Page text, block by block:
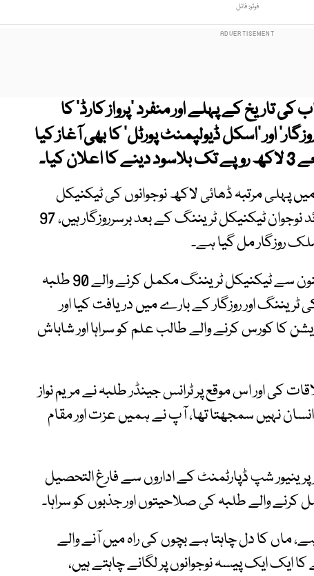
فوٹو: فائل
تاریخ کے پہلے اور منفرد ‘پرواز کارڈ’ کا
روزگار’ اور ‘اسکل ڈیولپمنٹ پورٹل’ کا بھی آغاز کیا
پہلی مرتبہ ڈھائی لاکھ نوجوانوں کی ٹیکنیکل
ٹریننگ مکمل کی، ایک لاکھ 14ہزار سے زائد نوجوان ٹیکنیکل ٹریننگ کے بعد برسرروزگار ہیں، 97
مریم نواز سے وزیراعلیٰ آفس میں مختلف فنون سے ٹیکنیکل ٹریننگ مکمل کرنے والے 90 طلبہ
اور روزگار کے بارے میں دریافت کیا اور
کا کورس کرنے والے طالب علم کو سراہا اور شاباش
کی اور اس موقع پر ٹرانس جینڈر طلبہ نے مریم نواز
نہیں سمجھتا تھا، آپ نے ہمیں عزت اور مقام
پرینیور شپ ڈپارٹمنٹ کے اداروں سے فارغ التحصیل
والے طلبہ کی صلاحیتوں اور جذبوں کو سراہا۔
ماں کا دل چاہتا ہے بچوں کی راہ میں آنے والے
ایک ایک پیسہ نوجوانوں پر لگانے چاہتے ہیں،